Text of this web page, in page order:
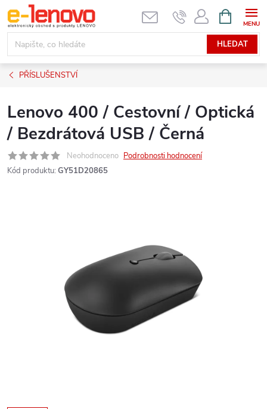
Přejít
na
obsah
HLEDAT
NÁKUPNÍ
KOŠÍK
PŘÍSLUŠENSTVÍ
Lenovo 400 / Cestovní / Optická
/ Bezdrátová USB / Černá
Neohodnoceno Podrobnosti hodnocení
Kód produktu: GY51D20865